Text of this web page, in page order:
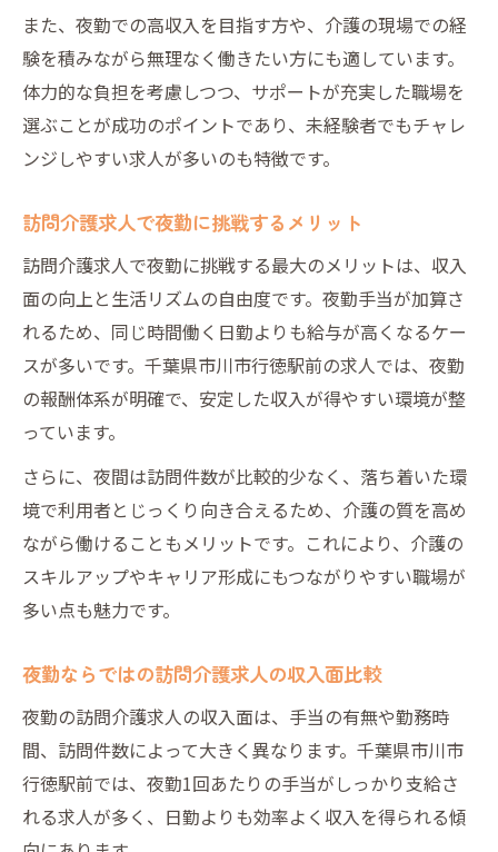
訪問介護求人で自分に合う職場を探すポイ
ント
行徳駅前で働きやすい訪問介護求人の特徴
長く続けたい人のための夜勤求人見極め術
長期勤務を目指す訪問介護求人の選び方
訪問介護求人で定着率が高い職場の見分け
方
夜勤訪問介護求人で続けやすいポイントを
確認
訪問介護求人で無理なく夜勤を続けるコツ
また、夜勤での高収入を目指す方や、介護の現場での経
験を積みながら無理なく働きたい方にも適しています。
体力的な負担を考慮しつつ、サポートが充実した職場を
選ぶことが成功のポイントであり、未経験者でもチャレ
ンジしやすい求人が多いのも特徴です。
訪問介護求人で夜勤に挑戦するメリット
訪問介護求人で夜勤に挑戦する最大のメリットは、収入
面の向上と生活リズムの自由度です。夜勤手当が加算さ
れるため、同じ時間働く日勤よりも給与が高くなるケー
スが多いです。千葉県市川市行徳駅前の求人では、夜勤
の報酬体系が明確で、安定した収入が得やすい環境が整
っています。
さらに、夜間は訪問件数が比較的少なく、落ち着いた環
境で利用者とじっくり向き合えるため、介護の質を高め
ながら働けることもメリットです。これにより、介護の
スキルアップやキャリア形成にもつながりやすい職場が
多い点も魅力です。
夜勤ならではの訪問介護求人の収入面比較
夜勤の訪問介護求人の収入面は、手当の有無や勤務時
間、訪問件数によって大きく異なります。千葉県市川市
行徳駅前では、夜勤1回あたりの手当がしっかり支給さ
れる求人が多く、日勤よりも効率よく収入を得られる傾